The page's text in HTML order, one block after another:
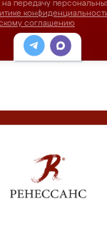
передачу
соглашению